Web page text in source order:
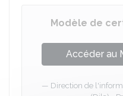
Modèle de
Accéder au
Direction de